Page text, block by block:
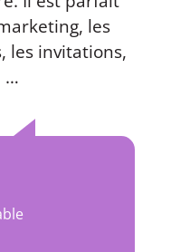
les
les invitations,
…